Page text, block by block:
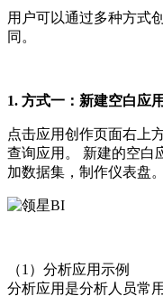
用户可以通过多种方式
同。
1. 方式一：新建空白应用
点击应用创作页面右上
查询应用。 新建的空白
加数据集，制作仪表盘。
（1）分析应用示例
分析应用是分析人员常